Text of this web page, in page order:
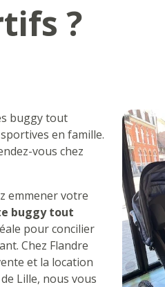
?
buggy tout
en famille.
vous chez
emmener votre
buggy tout
pour concilier
Chez Flandre
et la location
Lille, nous vous